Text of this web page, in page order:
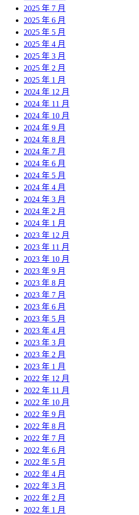
2025 年 7 月
2025 年 6 月
2025 年 5 月
2025 年 4 月
2025 年 3 月
2025 年 2 月
2025 年 1 月
2024 年 12 月
2024 年 11 月
2024 年 10 月
2024 年 9 月
2024 年 8 月
2024 年 7 月
2024 年 6 月
2024 年 5 月
2024 年 4 月
2024 年 3 月
2024 年 2 月
2024 年 1 月
2023 年 12 月
2023 年 11 月
2023 年 10 月
2023 年 9 月
2023 年 8 月
2023 年 7 月
2023 年 6 月
2023 年 5 月
2023 年 4 月
2023 年 3 月
2023 年 2 月
2023 年 1 月
2022 年 12 月
2022 年 11 月
2022 年 10 月
2022 年 9 月
2022 年 8 月
2022 年 7 月
2022 年 6 月
2022 年 5 月
2022 年 4 月
2022 年 3 月
2022 年 2 月
2022 年 1 月